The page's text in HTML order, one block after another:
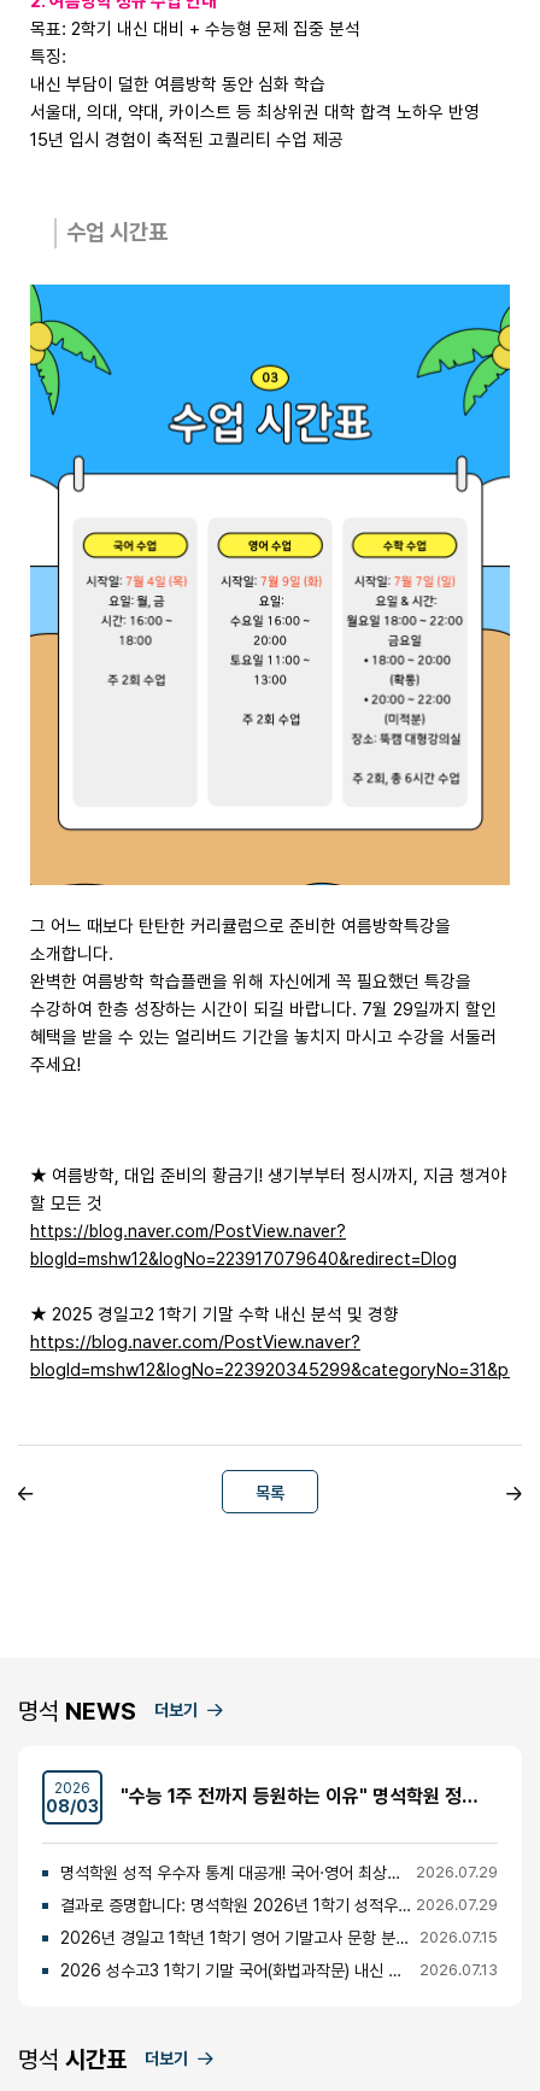
목표: 2학기 내신 대비 + 수능형 문제 집중 분석
특징:
내신 부담이 덜한 여름방학 동안 심화 학습
서울대, 의대, 약대, 카이스트 등 최상위권 대학 합격 노하우 반영
15년 입시 경험이 축적된 고퀄리티 수업 제공
수업 시간표
그 어느 때보다 탄탄한 커리큘럼으로 준비한 여름방학특강을
소개합니다.
완벽한 여름방학 학습플랜을 위해 자신에게 꼭 필요했던 특강을
수강하여 한층 성장하는 시간이 되길 바랍니다. 7월 29일까지 할인
혜택을 받을 수 있는 얼리버드 기간을 놓치지 마시고 수강을 서둘러
주세요!
★ 여름방학, 대입 준비의 황금기! 생기부부터 정시까지, 지금 챙겨야
할 모든 것
https://blog.naver.com/PostView.naver?
blogId=mshw12&logNo=223917079640&redirect=Dlog
★ 2025 경일고2 1학기 기말 수학 내신 분석 및 경향
https://blog.naver.com/PostView.naver?
목록
명석 NEWS 더보기
2026
08/03 "수능 1주 전까지 등원하는 이유" 명석학원 정시반 개강 안내 (성수고·경일고·무학여고·대광고 등)
명석학원 성적 우수자 통계 대공개! 국어·영어 최상위권의 비밀 2026.07.29
결과로 증명합니다: 명석학원 2026년 1학기 성적우수자 명단 공개 2026.07.29
2026년 경일고 1학년 1학기 영어 기말고사 문항 분석 및 총평 2026.07.15
2026 성수고3 1학기 기말 국어(화법과작문) 내신 분석 및 경향 2026.07.13
명석 시간표 더보기